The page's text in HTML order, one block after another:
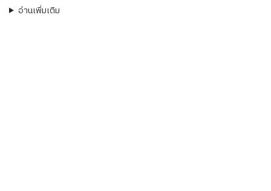
อ่านเพิ่มเติม